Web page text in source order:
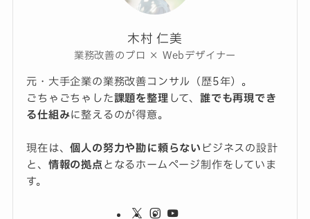
木村 仁美
業務改善のプロ × Webデザイナー
元・大手企業の業務改善コンサル（歴5年）。
ごちゃごちゃした課題を整理 して、 誰でも再現でき
る仕組みに整えるのが得意。
現在は、個人の努力や勘に頼らない ビジネスの設計
と、 情報の拠点 となるホームページ制作をしていま
す。